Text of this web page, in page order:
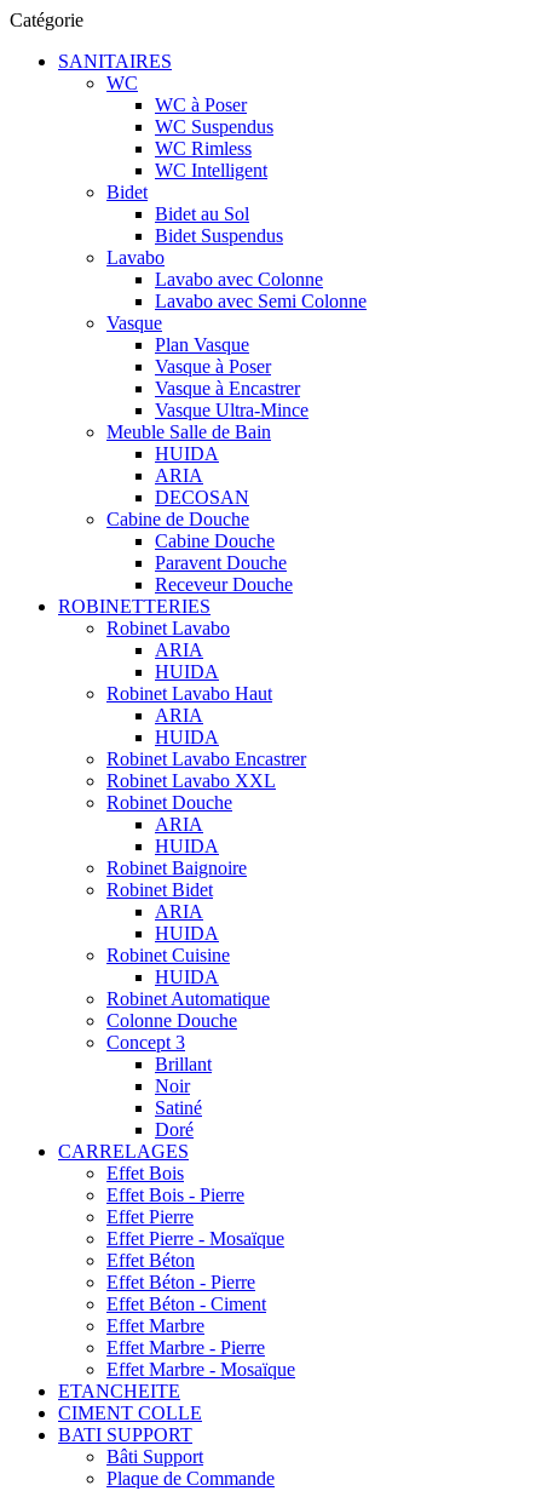
Catégorie
SANITAIRES
WC
WC à Poser
WC Suspendus
WC Rimless
WC Intelligent
Bidet
Bidet au Sol
Bidet Suspendus
Lavabo
Lavabo avec Colonne
Lavabo avec Semi Colonne
Vasque
Plan Vasque
Vasque à Poser
Vasque à Encastrer
Vasque Ultra-Mince
Meuble Salle de Bain
HUIDA
ARIA
DECOSAN
Cabine de Douche
Cabine Douche
Paravent Douche
Receveur Douche
ROBINETTERIES
Robinet Lavabo
ARIA
HUIDA
Robinet Lavabo Haut
ARIA
HUIDA
Robinet Lavabo Encastrer
Robinet Lavabo XXL
Robinet Douche
ARIA
HUIDA
Robinet Baignoire
Robinet Bidet
ARIA
HUIDA
Robinet Cuisine
HUIDA
Robinet Automatique
Colonne Douche
Concept 3
Brillant
Noir
Satiné
Doré
CARRELAGES
Effet Bois
Effet Bois - Pierre
Effet Pierre
Effet Pierre - Mosaïque
Effet Béton
Effet Béton - Pierre
Effet Béton - Ciment
Effet Marbre
Effet Marbre - Pierre
Effet Marbre - Mosaïque
ETANCHEITE
CIMENT COLLE
BATI SUPPORT
Bâti Support
Plaque de Commande